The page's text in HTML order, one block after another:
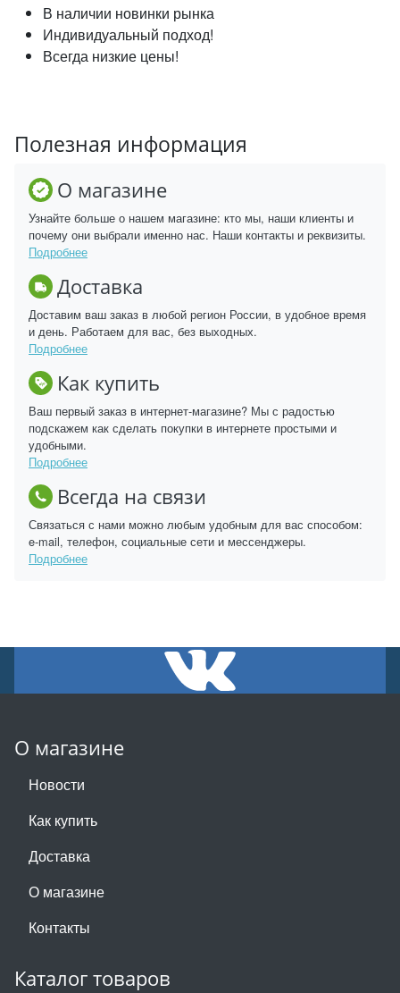
В наличии новинки рынка
Индивидуальный подход!
Всегда низкие цены!
Полезная информация
О магазине
Узнайте больше о нашем магазине: кто мы, наши клиенты и
почему они выбрали именно нас. Наши контакты и реквизиты.
Подробнее
Доставка
Доставим ваш заказ в любой регион России, в удобное время
и день. Работаем для вас, без выходных.
Подробнее
Как купить
Ваш первый заказ в интернет-магазине? Мы с радостью
подскажем как сделать покупки в интернете простыми и
удобными.
Подробнее
Всегда на связи
Связаться с нами можно любым удобным для вас способом:
e-mail, телефон, социальные сети и мессенджеры.
Подробнее
О магазине
Новости
Как купить
Доставка
О магазине
Контакты
Каталог товаров